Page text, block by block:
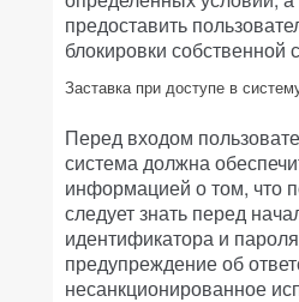
предоставить
блокировки собственной
Заставка при доступе в
Перед входом
система должна
информацией о том, что
следует знать перед
идентификатора и
предупреждение об
несанкционированное